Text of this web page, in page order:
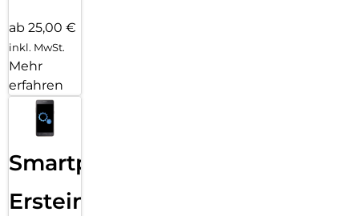
ab 25,00 €
inkl. MwSt.
Mehr
erfahren
Smartphone
Ersteinrichtung